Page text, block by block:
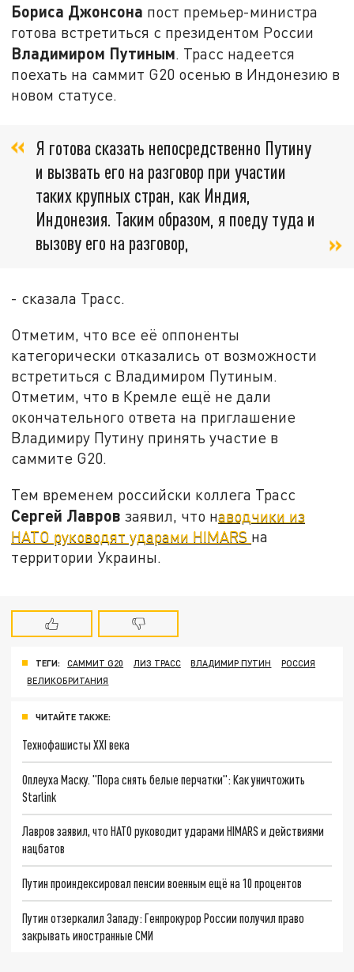
Бориса Джонсона пост премьер-министра
готова встретиться с президентом России
Владимиром Путиным. Трасс надеется
поехать на саммит G20 осенью в Индонезию в
новом статусе.
Я готова сказать непосредственно Путину
и вызвать его на разговор при участии
таких крупных стран, как Индия,
Индонезия. Таким образом, я поеду туда и
вызову его на разговор,
- сказала Трасс.
Отметим, что все её оппоненты
категорически отказались от возможности
встретиться с Владимиром Путиным.
Отметим, что в Кремле ещё не дали
окончательного ответа на приглашение
Владимиру Путину принять участие в
саммите G20.
Тем временем российски коллега Трасс
Сергей Лавров заявил, что наводчики из
НАТО руководят ударами HIMARS на
территории Украины.
ТЕГИ: САММИТ G20 ЛИЗ ТРАСС ВЛАДИМИР ПУТИН
РОССИЯ
ВЕЛИКОБРИТАНИЯ
ЧИТАЙТЕ ТАКЖЕ:
Технофашисты XXI века
Оплеуха Маску. "Пора снять белые перчатки": Как уничтожить
Starlink
Лавров заявил, что НАТО руководит ударами HIMARS и действиями
нацбатов
Путин проиндексировал пенсии военным ещё на 10 процентов
Путин отзеркалил Западу: Генпрокурор России получил право
закрывать иностранные СМИ